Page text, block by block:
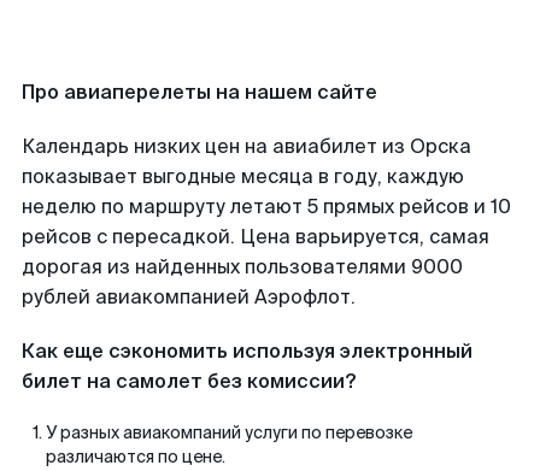
Про авиаперелеты на нашем сайте
Календарь низких цен на авиабилет из Орска
показывает выгодные месяца в году, каждую
неделю по маршруту летают 5 прямых рейсов и 10
рейсов с пересадкой. Цена варьируется, самая
дорогая из найденных пользователями 9000
рублей авиакомпанией Аэрофлот.
Как еще сэкономить используя электронный
билет на самолет без комиссии?
У разных авиакомпаний услуги по перевозке
различаются по цене.